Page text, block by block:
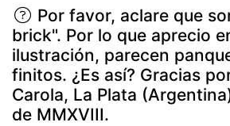
Por favor, aclare que
brick". Por lo que aprecio
ilustración, parecen
finitos. ¿Es así? Gracias
Carola, La Plata
de MMXVIII.